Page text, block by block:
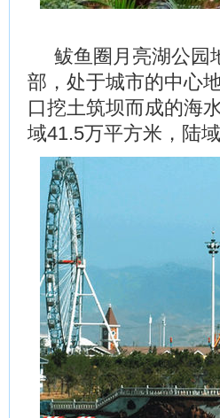
鲅鱼圈月亮湖公园
部，处于城市的中心
口挖土筑坝而成的海
域41.5万平方米，陆